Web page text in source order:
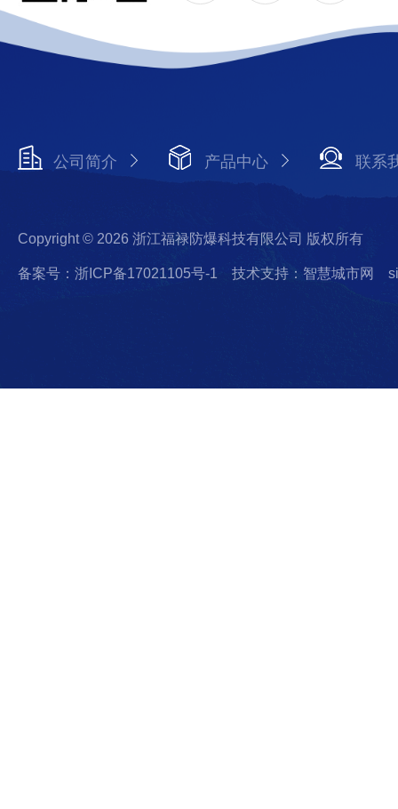
公司简介 产品中心 联系
Copyright © 2026 浙江福禄防爆科技有限公司 版权所有
备案号：浙ICP备17021105号-1 技术支持：智慧城市网